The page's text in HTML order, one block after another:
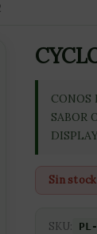
CONOS
SABOR
Sin
SKU: